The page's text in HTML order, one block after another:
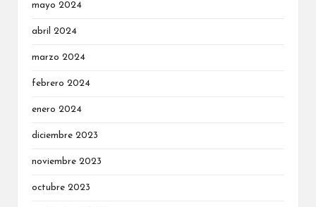
mayo 2024
abril 2024
marzo 2024
febrero 2024
enero 2024
diciembre 2023
noviembre 2023
octubre 2023